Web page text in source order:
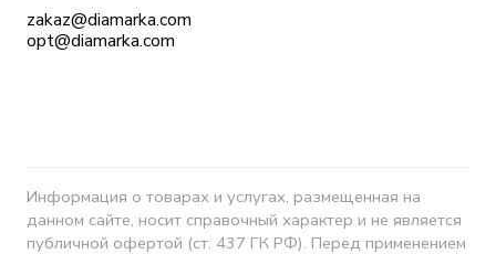
zakaz@diamarka.com
opt@diamarka.com
Информация о товарах и услугах, размещенная на
данном сайте, носит справочный характер и не является
публичной офертой (ст. 437 ГК РФ). Перед применением